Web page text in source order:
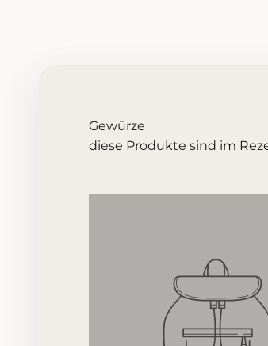
Gewürze
diese Produkte sind im